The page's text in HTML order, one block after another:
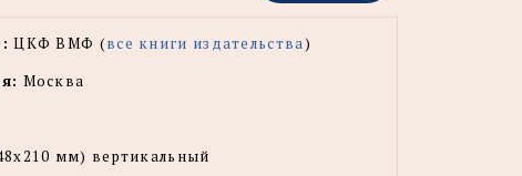
ЦКФ ВМФ (все книги издательства)
Москва
мм) вертикальный